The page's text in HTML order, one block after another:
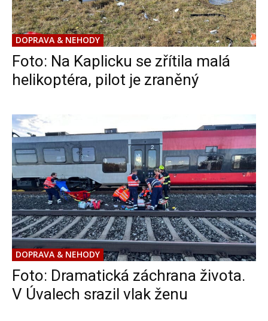
DOPRAVA & NEHODY
Foto: Na Kaplicku se zřítila malá
helikoptéra, pilot je zraněný
DOPRAVA & NEHODY
Foto: Dramatická záchrana života.
V Úvalech srazil vlak ženu